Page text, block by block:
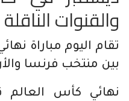
والقنوات الناقلة
بين منتخب فرنسا